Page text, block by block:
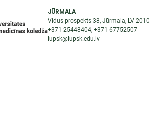
JŪRMALA
Vidus prospekts 38, Jūrmala, LV-
+371 25448404, +371 67752507
lupsk@lupsk.edu.lv